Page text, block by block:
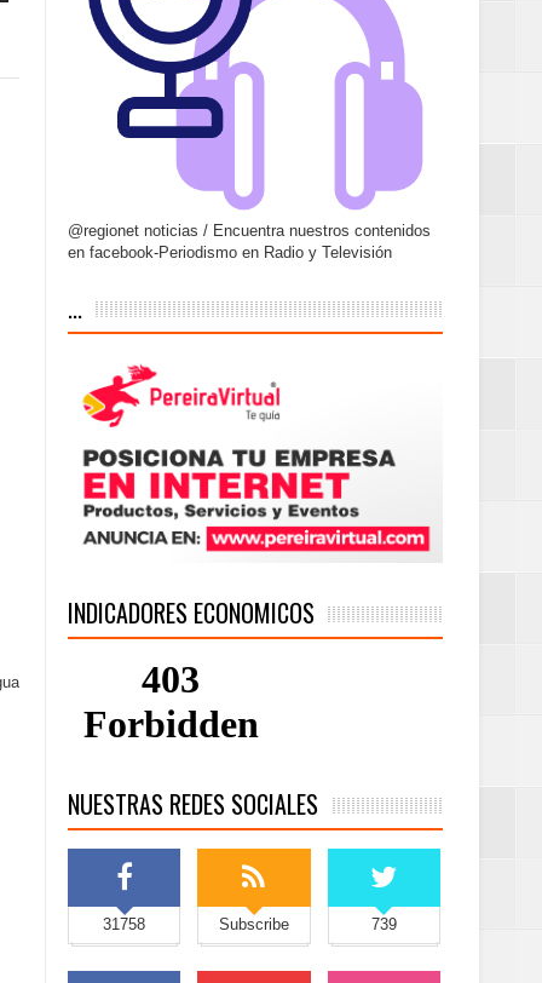
@regionet noticias / Encuentra nuestros contenidos
en facebook-Periodismo en Radio y Televisión
...
INDICADORES ECONOMICOS
NUESTRAS REDES SOCIALES
31758 Subscribe 739